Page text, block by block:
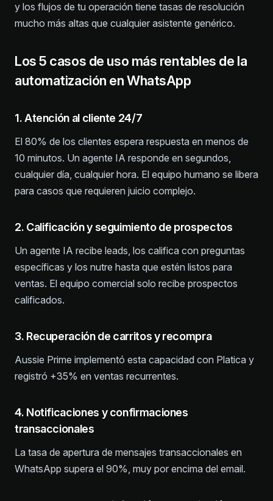
y los flujos de tu operación tiene tasas de resolución
mucho más altas que cualquier asistente genérico.
Los 5 casos de uso más rentables de la
automatización en WhatsApp
1. Atención al cliente 24/7
El 80% de los clientes espera respuesta en menos de
10 minutos. Un agente IA responde en segundos,
cualquier día, cualquier hora. El equipo humano se libera
para casos que requieren juicio complejo.
2. Calificación y seguimiento de prospectos
Un agente IA recibe leads, los califica con preguntas
específicas y los nutre hasta que estén listos para
ventas. El equipo comercial solo recibe prospectos
calificados.
3. Recuperación de carritos y recompra
Aussie Prime implementó esta capacidad con Platica y
registró +35% en ventas recurrentes.
4. Notificaciones y confirmaciones
transaccionales
La tasa de apertura de mensajes transaccionales en
WhatsApp supera el 90%, muy por encima del email.